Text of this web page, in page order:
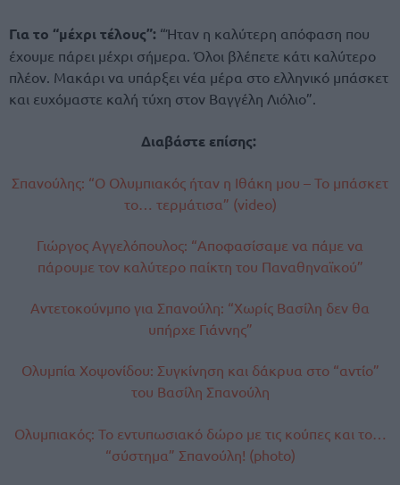
Για το “μέχρι τέλους”: “Ήταν η καλύτερη απόφαση που
έχουμε πάρει μέχρι σήμερα. Όλοι βλέπετε κάτι καλύτερο
πλέον. Μακάρι να υπάρξει νέα μέρα στο ελληνικό μπάσκετ
και ευχόμαστε καλή τύχη στον Βαγγέλη Λιόλιο”.
Διαβάστε επίσης:
Σπανούλης: “Ο Ολυμπιακός ήταν η Ιθάκη μου – Το μπάσκετ
το… τερμάτισα” (video)
Γιώργος Αγγελόπουλος: “Αποφασίσαμε να πάμε να
πάρουμε τον καλύτερο παίκτη του Παναθηναϊκού”
Αντετοκούνμπο για Σπανούλη: “Χωρίς Βασίλη δεν θα
υπήρχε Γιάννης”
Ολυμπία Χοψονίδου: Συγκίνηση και δάκρυα στο “αντίο”
του Βασίλη Σπανούλη
Ολυμπιακός: Το εντυπωσιακό δώρο με τις κούπες και το…
“σύστημα” Σπανούλη! (photo)